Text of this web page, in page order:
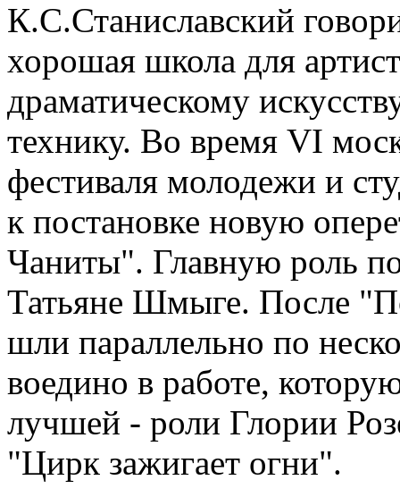
К.С.Станиславский
хорошая школа для
драматическому
технику. Во время VI
фестиваля молодежи и
к постановке новую
Чаниты". Главную роль
Татьяне Шмыге. После
шли параллельно по
воедино в работе,
лучшей - роли Глории
"Цирк зажигает огни".